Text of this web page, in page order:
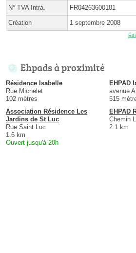
N° TVA Intra. FR04263600181
Création 1 septembre 2008
Ehpads à proximité
Résidence Isabelle
Rue Michelet
102 mètres
EHPAD
avenue
515
Association Résidence Les
Jardins de St Luc
Rue Saint Luc
1.6 km
Ouvert jusqu'à 20h
EHPAD
Chemin
2.1 km